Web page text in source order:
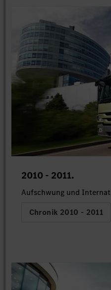
2010 - 2011.
Aufschwung und
Chronik 2010 - 2011